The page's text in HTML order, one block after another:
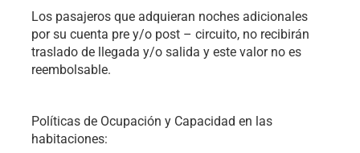
Los pasajeros que adquieran noches adicionales
por su cuenta pre y/o post – circuito, no recibirán
traslado de llegada y/o salida y este valor no es
reembolsable.
Políticas de Ocupación y Capacidad en las
habitaciones: